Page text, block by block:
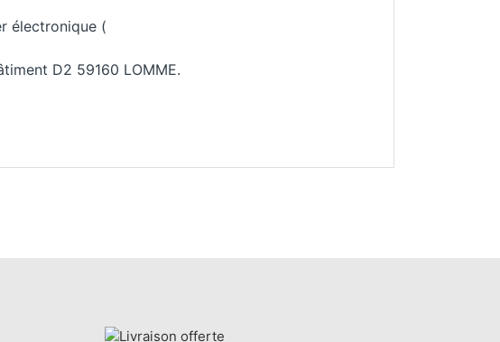
électronique (
D2 59160 LOMME.